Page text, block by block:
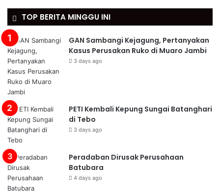
TOP BERITA MINGGU INI
GAN Sambangi Kejagung, Pertanyakan
Kasus Perusakan Ruko di Muaro Jambi
3 days ago
PETI Kembali Kepung Sungai Batanghari
di Tebo
3 days ago
Peradaban Dirusak Perusahaan
Batubara
4 days ago